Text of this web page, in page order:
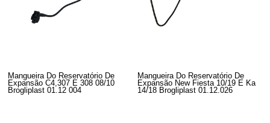
Mangueira Do Reservatório De
Expansão C4,307 E 308 08/10
Brogliplast 01.12 004
Mangueira Do Reservatório De
Expansão New Fiesta 10/19 E Ka
14/18 Brogliplast 01.12.026